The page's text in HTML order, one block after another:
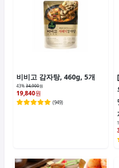
비비고 감자탕, 460g, 5개
43%34,900원
19,840원
(949)